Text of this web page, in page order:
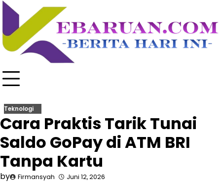
Skip
content
Teknologi
Cara Praktis Tarik Tunai
Saldo GoPay di ATM BRI
Tanpa Kartu
by Firmansyah Juni 12, 2026